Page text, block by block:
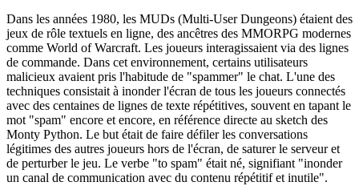
Dans les années 1980, les MUDs (Multi-User Dungeons) étaient des
jeux de rôle textuels en ligne, des ancêtres des MMORPG modernes
comme World of Warcraft. Les joueurs interagissaient via des lignes
de commande. Dans cet environnement, certains utilisateurs
malicieux avaient pris l'habitude de "spammer" le chat. L'une des
techniques consistait à inonder l'écran de tous les joueurs connectés
avec des centaines de lignes de texte répétitives, souvent en tapant le
mot "spam" encore et encore, en référence directe au sketch des
Monty Python. Le but était de faire défiler les conversations
légitimes des autres joueurs hors de l'écran, de saturer le serveur et
de perturber le jeu. Le verbe "to spam" était né, signifiant "inonder
un canal de communication avec du contenu répétitif et inutile".